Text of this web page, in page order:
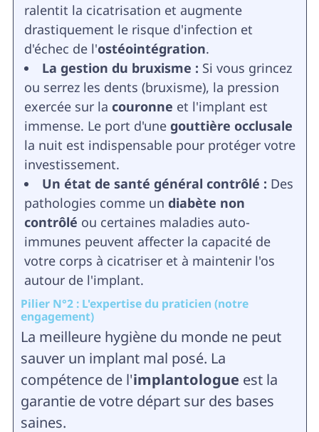
ralentit la cicatrisation et augmente
drastiquement le risque d'infection et
d'échec de l'ostéointégration.
La gestion du bruxisme : Si vous grincez
ou serrez les dents (bruxisme), la pression
exercée sur la couronne et l'implant est
immense. Le port d'une gouttière occlusale
la nuit est indispensable pour protéger votre
investissement.
Un état de santé général contrôlé : Des
pathologies comme un diabète non
contrôlé ou certaines maladies auto-
immunes peuvent affecter la capacité de
votre corps à cicatriser et à maintenir l'os
autour de l'implant.
Pilier N°2 : L'expertise du praticien (notre
engagement)
La meilleure hygiène du monde ne peut
sauver un implant mal posé. La
compétence de l'implantologue est la
garantie de votre départ sur des bases
saines.